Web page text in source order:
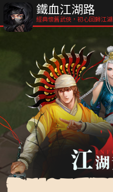
鐵血江湖路
經典懷舊武俠，初心回歸江湖